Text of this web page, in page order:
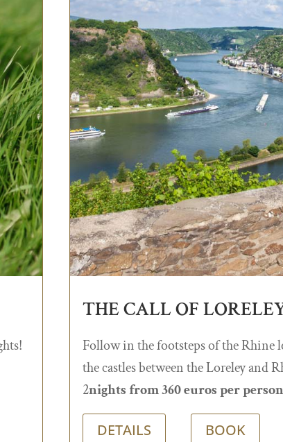
THE CALL OF
Follow in the footsteps of the Rhine
the castles between the Loreley and
2nights from 360 euros per
DETAILS BOOK